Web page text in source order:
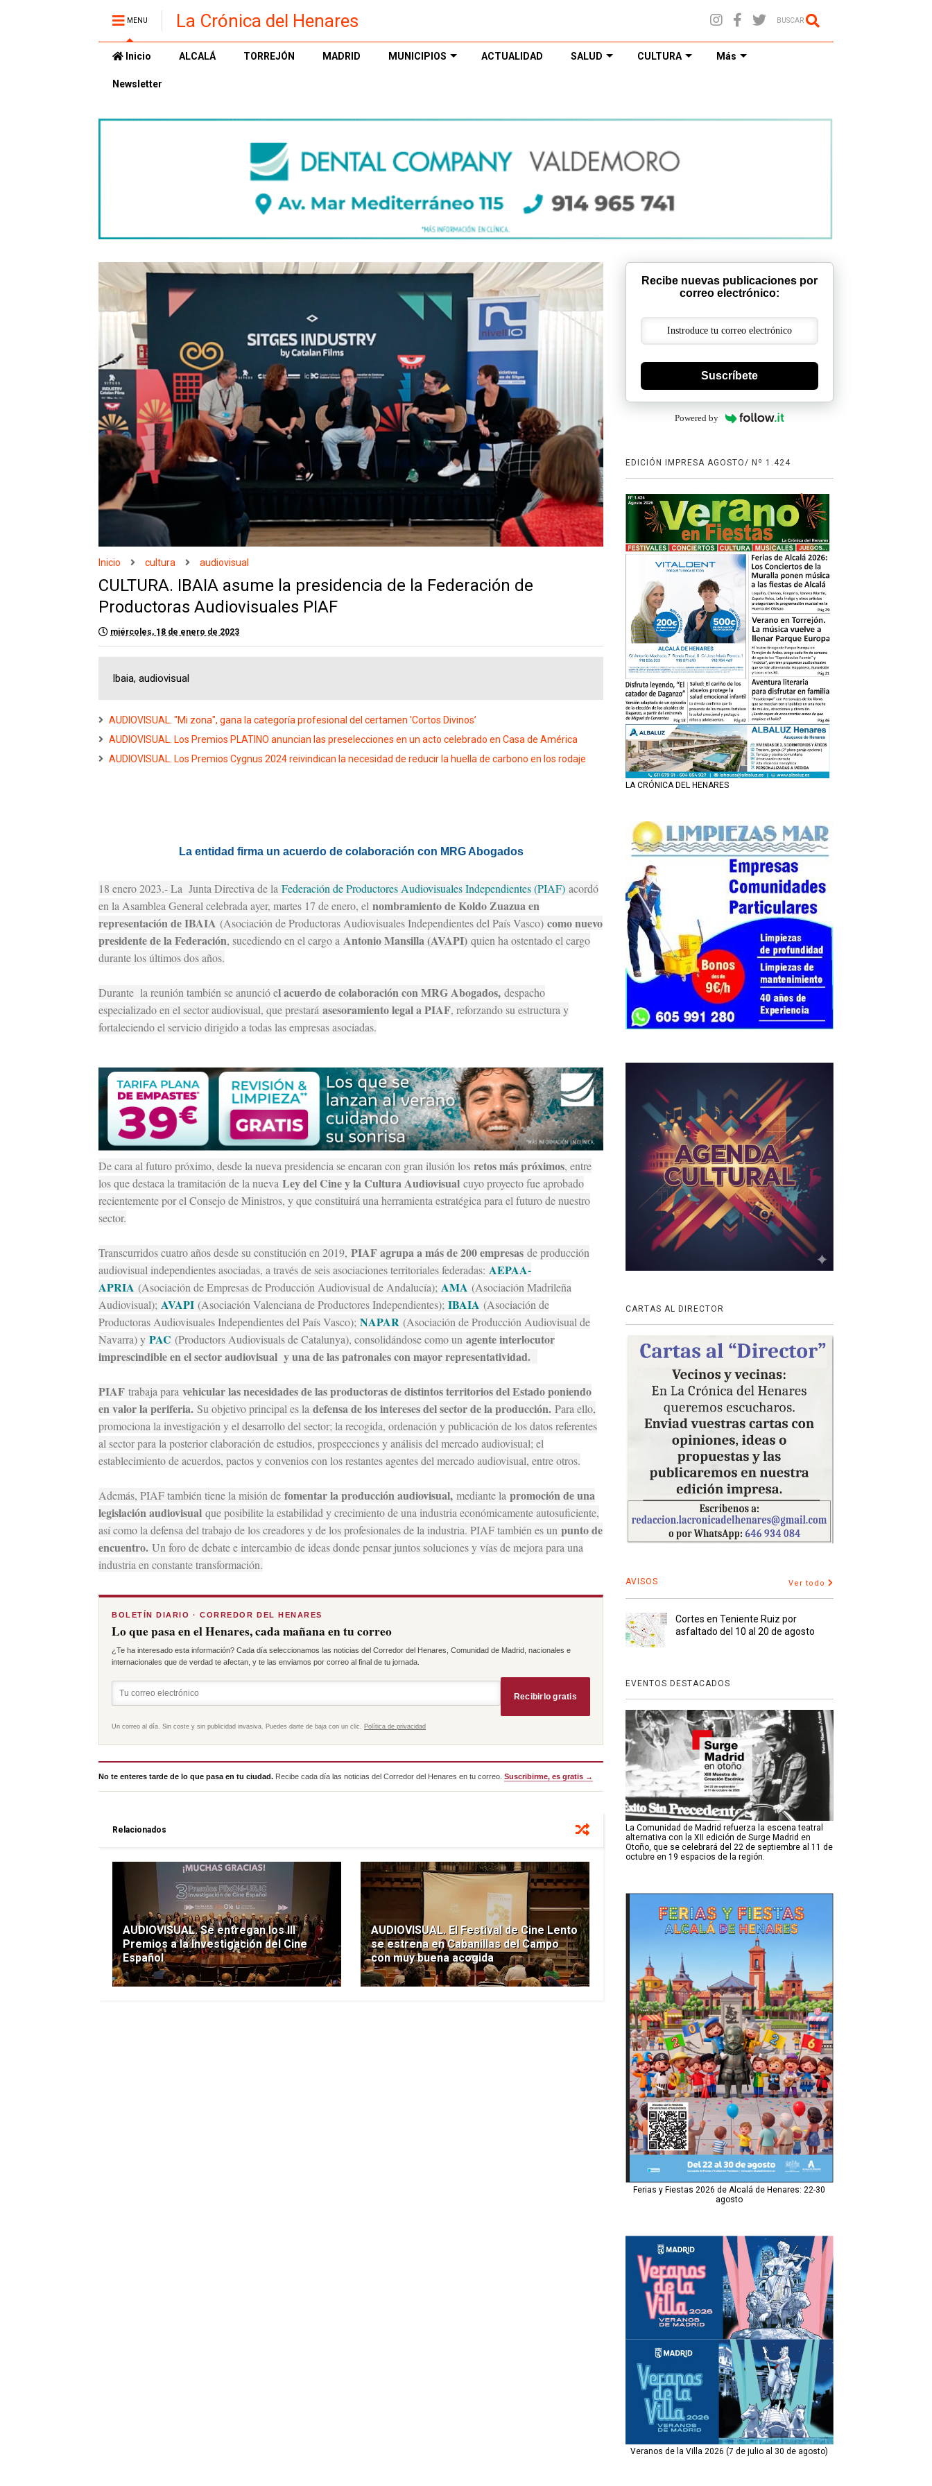
MENU La Crónica del Henares BUSCAR
Inicio ALCALÁ TORREJÓN MADRID MUNICIPIOS ACTUALIDAD SALUD CULTURA Más
Newsletter
Inicio cultura audiovisual
CULTURA. IBAIA asume la presidencia de la Federación de
Productoras Audiovisuales PIAF
miércoles, 18 de enero de 2023
Ibaia, audiovisual
AUDIOVISUAL. "Mi zona", gana la categoría profesional del certamen 'Cortos Divinos’
AUDIOVISUAL. Los Premios PLATINO anuncian las preselecciones en un acto celebrado en Casa de América
AUDIOVISUAL. Los Premios Cygnus 2024 reivindican la necesidad de reducir la huella de carbono en los rodaje
La entidad firma un acuerdo de colaboración con MRG Abogados
18 enero 2023.- La Junta Directiva de la Federación de Productores Audiovisuales Independientes (PIAF) acordó
en la Asamblea General celebrada ayer, martes 17 de enero, el nombramiento de Koldo Zuazua en
representación de IBAIA (Asociación de Productoras Audiovisuales Independientes del País Vasco) como nuevo
presidente de la Federación, sucediendo en el cargo a Antonio Mansilla (AVAPI) quien ha ostentado el cargo
durante los últimos dos años.
Durante la reunión también se anunció el acuerdo de colaboración con MRG Abogados, despacho
especializado en el sector audiovisual, que prestará asesoramiento legal a PIAF, reforzando su estructura y
fortaleciendo el servicio dirigido a todas las empresas asociadas.
De cara al futuro próximo, desde la nueva presidencia se encaran con gran ilusión los retos más próximos, entre
los que destaca la tramitación de la nueva Ley del Cine y la Cultura Audiovisual cuyo proyecto fue aprobado
recientemente por el Consejo de Ministros, y que constituirá una herramienta estratégica para el futuro de nuestro
sector.
Transcurridos cuatro años desde su constitución en 2019, PIAF agrupa a más de 200 empresas de producción
audiovisual independientes asociadas, a través de seis asociaciones territoriales federadas: AEPAA-
APRIA (Asociación de Empresas de Producción Audiovisual de Andalucía); AMA (Asociación Madrileña
Audiovisual); AVAPI (Asociación Valenciana de Productores Independientes); IBAIA (Asociación de
Productoras Audiovisuales Independientes del País Vasco); NAPAR (Asociación de Producción Audiovisual de
Navarra) y PAC (Productors Audiovisuals de Catalunya), consolidándose como un agente interlocutor
imprescindible en el sector audiovisual y una de las patronales con mayor representatividad.
PIAF trabaja para vehicular las necesidades de las productoras de distintos territorios del Estado poniendo
en valor la periferia. Su objetivo principal es la defensa de los intereses del sector de la producción. Para ello,
promociona la investigación y el desarrollo del sector; la recogida, ordenación y publicación de los datos referentes
al sector para la posterior elaboración de estudios, prospecciones y análisis del mercado audiovisual; el
establecimiento de acuerdos, pactos y convenios con los restantes agentes del mercado audiovisual, entre otros.
Además, PIAF también tiene la misión de fomentar la producción audiovisual, mediante la promoción de una
legislación audiovisual que posibilite la estabilidad y crecimiento de una industria económicamente autosuficiente,
así como la defensa del trabajo de los creadores y de los profesionales de la industria. PIAF también es un punto de
encuentro. Un foro de debate e intercambio de ideas donde pensar juntos soluciones y vías de mejora para una
industria en constante transformación.
BOLETÍN DIARIO · CORREDOR DEL HENARES
Lo que pasa en el Henares, cada mañana en tu correo
¿Te ha interesado esta información? Cada día seleccionamos las noticias del Corredor del Henares, Comunidad de Madrid, nacionales e
internacionales que de verdad te afectan, y te las enviamos por correo al final de tu jornada.
Recibirlo gratis
Un correo al día. Sin coste y sin publicidad invasiva. Puedes darte de baja con un clic. Política de privacidad
No te enteres tarde de lo que pasa en tu ciudad. Recibe cada día las noticias del Corredor del Henares en tu correo. Suscribirme, es gratis →
Relacionados
AUDIOVISUAL. Se entregan los III
Premios a la Investigación del Cine
Español
AUDIOVISUAL. El Festival de Cine Lento
se estrena en Cabanillas del Campo
con muy buena acogida
Recibe nuevas publicaciones por
correo electrónico:
Suscríbete
Powered by
EDICIÓN IMPRESA AGOSTO/ Nº 1.424
LA CRÓNICA DEL HENARES
CARTAS AL DIRECTOR
AVISOS Ver todo
Cortes en Teniente Ruiz por
asfaltado del 10 al 20 de agosto
EVENTOS DESTACADOS
La Comunidad de Madrid refuerza la escena teatral
alternativa con la XII edición de Surge Madrid en
Otoño, que se celebrará del 22 de septiembre al 11 de
octubre en 19 espacios de la región.
Ferias y Fiestas 2026 de Alcalá de Henares: 22-30
agosto
Veranos de la Villa 2026 (7 de julio al 30 de agosto)